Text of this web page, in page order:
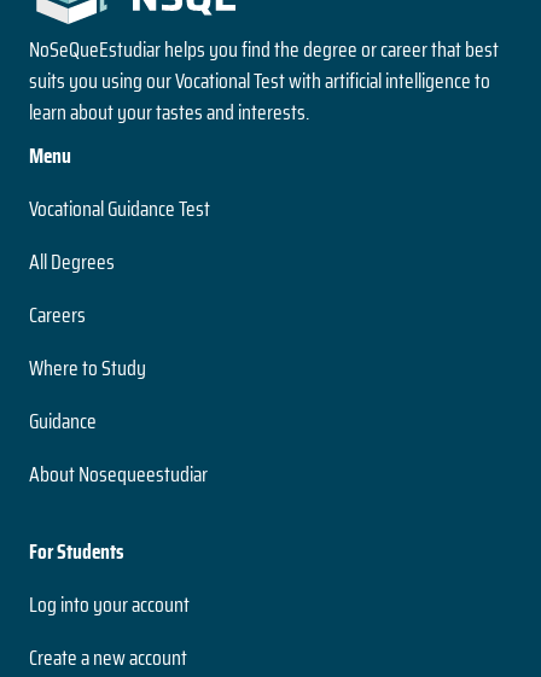
NoSeQueEstudiar helps you find the degree or career that best
suits you using our Vocational Test with artificial intelligence to
learn about your tastes and interests.
Menu
Vocational Guidance Test
All Degrees
Careers
Where to Study
Guidance
About Nosequeestudiar
For Students
Log into your account
Create a new account